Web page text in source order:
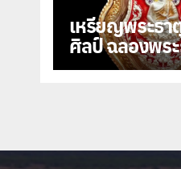
เหรียญพระธ
ศิลป์ ฉลองพระธาตุพนม
ทองคำ รุ่น มห